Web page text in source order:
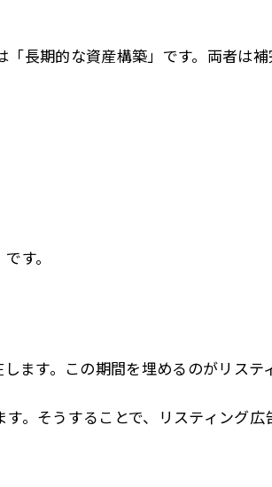
長期的な資産構築」です。両者は
す。
ます。この期間を埋めるのがリステ
。そうすることで、リスティング